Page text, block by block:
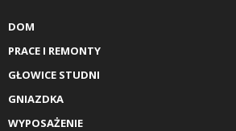
DOM
PRACE I REMONTY
GŁOWICE STUDNI
GNIAZDKA
WYPOSAŻENIE